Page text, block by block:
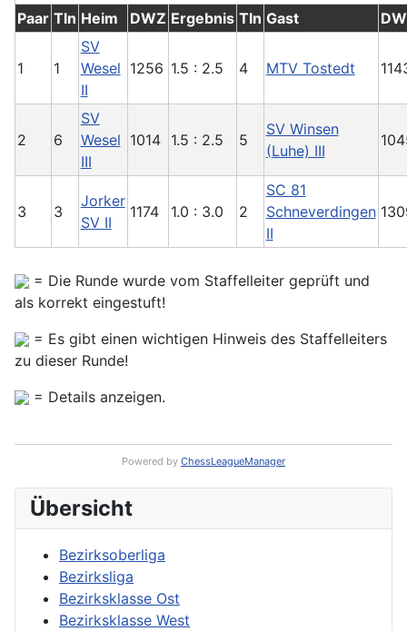
Übersicht
Bezirksoberliga
Bezirksliga
Bezirksklasse Ost
Bezirksklasse West
Paar Tln Heim DWZ Ergebnis Tln Gast
1 1
SV
Wesel
II
1256 1.5 : 2.5 4 MTV Tostedt
2 6
SV
Wesel
III
1014 1.5 : 2.5 5
SV Winsen
(Luhe) III
3 3
Jorker
SV II
1174 1.0 : 3.0 2
SC 81
Schneverdingen
II
= Die Runde wurde vom Staffelleiter geprüft und
als korrekt eingestuft!
= Es gibt einen wichtigen Hinweis des Staffelleiters
zu dieser Runde!
= Details anzeigen.
Powered by ChessLeagueManager